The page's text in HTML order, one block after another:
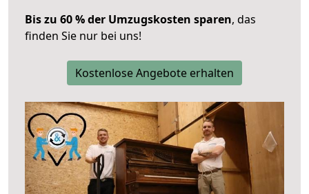
Bis zu 60 % der Umzugskosten sparen, das
finden Sie nur bei uns!
Kostenlose Angebote erhalten